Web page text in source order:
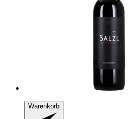
Warenkorb